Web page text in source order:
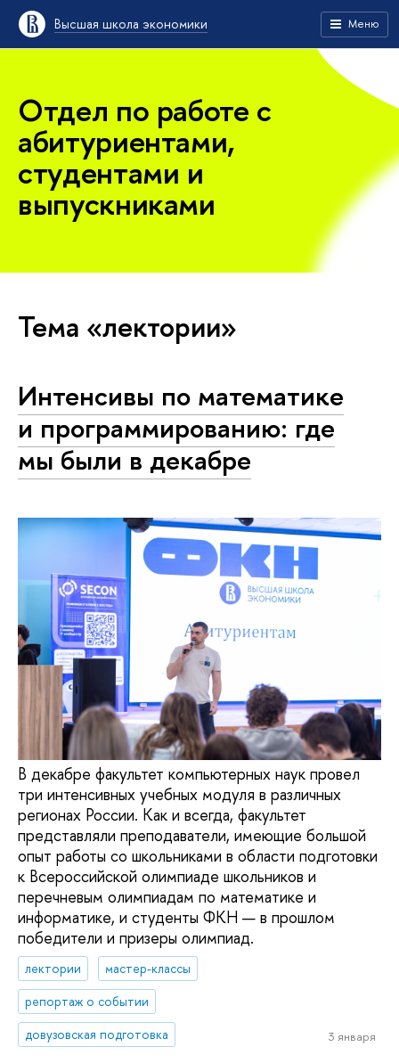
Высшая школа экономики Меню
Отдел по работе с
абитуриентами,
студентами и
выпускниками
Тема «лектории»
Интенсивы по математике
и программированию: где
мы были в декабре
В декабре факультет компьютерных наук провел
три интенсивных учебных модуля в различных
регионах России. Как и всегда, факультет
представляли преподаватели, имеющие большой
опыт работы со школьниками в области подготовки
к Всероссийской олимпиаде школьников и
перечневым олимпиадам по математике и
информатике, и студенты ФКН — в прошлом
победители и призеры олимпиад.
лектории
мастер-классы
репортаж о событии
довузовская подготовка
3 января